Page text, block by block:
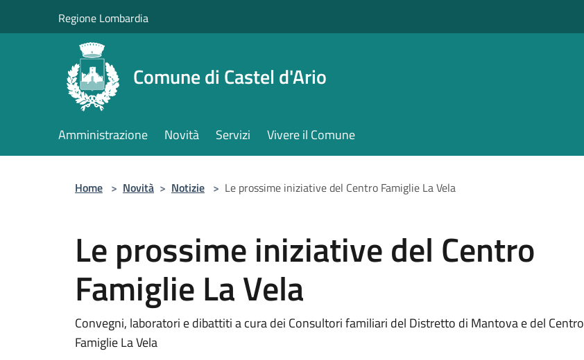
Regione Lombardia
Comune di Castel d'Ario
Amministrazione Novità Servizi Vivere il Comune
Home > Novità > Notizie > Le prossime iniziative del Centro Famiglie La Vela
Le prossime iniziative del Centro
Famiglie La Vela
Convegni, laboratori e dibattiti a cura dei Consultori familiari del Distretto di Mantova e del Centro
Famiglie La Vela